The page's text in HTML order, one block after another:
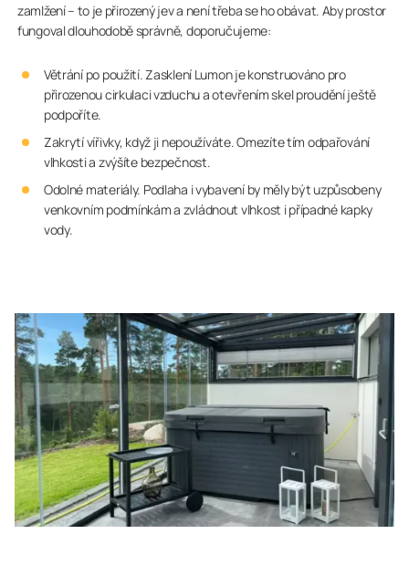
zamlžení – to je přirozený jev a není třeba se ho obávat. Aby prostor
fungoval dlouhodobě správně, doporučujeme:
Větrání po použití. Zasklení Lumon je konstruováno pro
přirozenou cirkulaci vzduchu a otevřením skel proudění ještě
podpoříte.
Zakrytí vířivky, když ji nepoužíváte. Omezíte tím odpařování
vlhkosti a zvýšíte bezpečnost.
Odolné materiály. Podlaha i vybavení by měly být uzpůsobeny
venkovním podmínkám a zvládnout vlhkost i případné kapky
vody.